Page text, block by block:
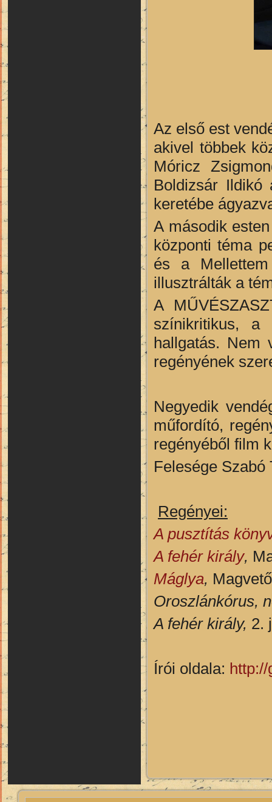
Az első est
akivel többek
Móricz
Boldizsár Ildikó
keretébe
A második
központi téma
és a Mellettem
illusztrálták a
A
színikritikus,
hallgatás. Nem
regényének
Negyedik
műfordító,
regényéből film
Felesége Szabó
Regényei:
A pusztítás
A fehér király,
Máglya,
Oroszlánkórus,
A fehér király, 2.
Írói oldala: